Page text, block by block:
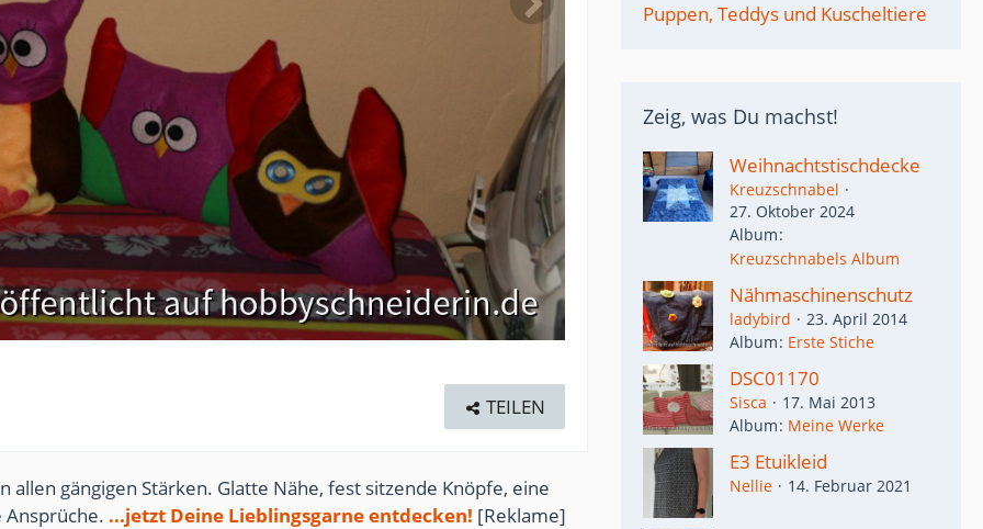
TEILEN
allen gängigen Stärken. Glatte Nähe, fest sitzende Knöpfe, eine
Ansprüche. ...jetzt Deine Lieblingsgarne entdecken! [Reklame]
Puppen, Teddys und Kuscheltiere
Zeig, was Du machst!
Weihnachtstischdecke
Kreuzschnabel
27. Oktober 2024
Album
Kreuzschnabels Album
Nähmaschinenschutz
ladybird
23. April 2014
Album Erste Stiche
DSC01170
Sisca
17. Mai 2013
Album Meine Werke
E3 Etuikleid
Nellie 14. Februar 2021